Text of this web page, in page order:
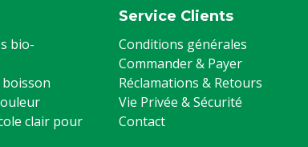
bio-
clair pour
Service Clients
Conditions générales
Commander & Payer
Réclamations & Retours
Vie Privée & Sécurité
Contact